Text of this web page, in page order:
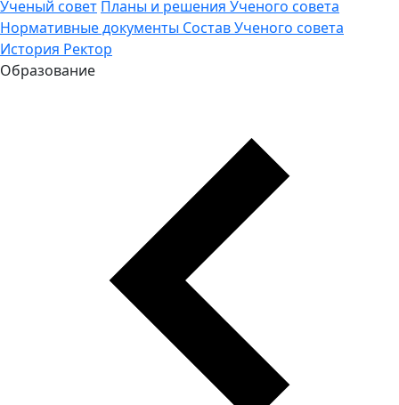
Ученый совет Планы и решения Ученого совета
Нормативные документы Состав Ученого совета
История Ректор
Образование